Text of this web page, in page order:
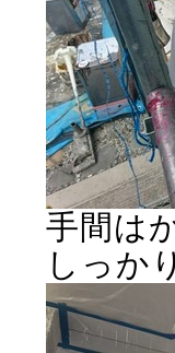
手間は
しっか